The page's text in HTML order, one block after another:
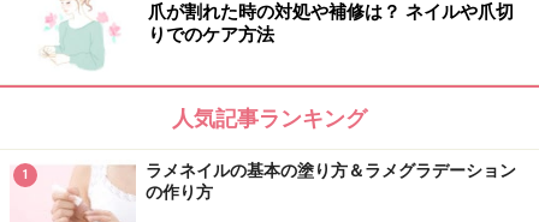
爪が割れた時の対処や補修は？ ネイルや爪切
りでのケア方法
人気記事ランキング
1
ラメネイルの基本の塗り方＆ラメグラデーション
の作り方